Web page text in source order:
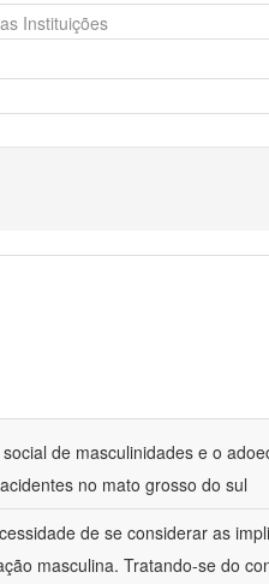
de masculinidades e o
no mato grosso do sul
de se considerar as
masculina. Tratando-se do